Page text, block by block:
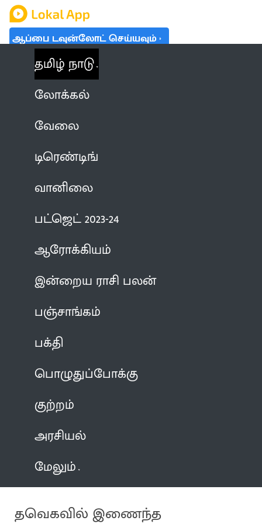
ஆப்பை டவுன்லோட் செய்யவும்
தமிழ் நாடு
லோக்கல்
வேலை
டிரெண்டிங்
வானிலை
பட்ஜெட் 2023-24
ஆரோக்கியம்
இன்றைய ராசி பலன்
பஞ்சாங்கம்
பக்தி
பொழுதுப்போக்கு
குற்றம்
அரசியல்
மேலும்
தவெகவில் இணைந்த